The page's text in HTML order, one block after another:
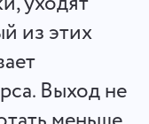
из этих
Выход не
о